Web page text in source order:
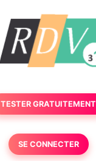
TESTER GRATUITEMENT
SE CONNECTER